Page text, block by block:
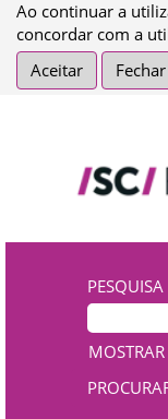
Ao continuar a
concordar com a
Aceitar
Fechar